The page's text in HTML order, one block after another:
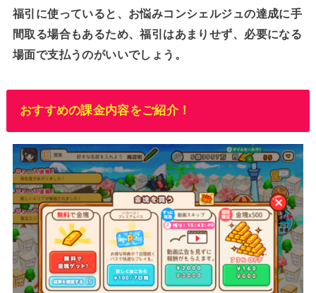
福引に使っていると、お悩みコンシェルジュの達成に手
間取る場合もあるため、福引はあまりせず、必要になる
場面で支払うのがいいでしょう。
おすすめの課金内容をご紹介！